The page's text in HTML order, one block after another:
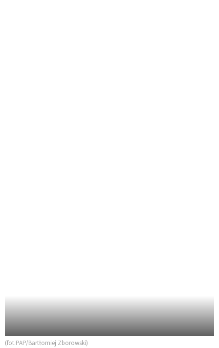
(fot.PAP/Bartłomiej Zborowski)